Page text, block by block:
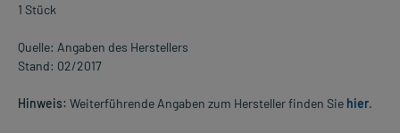
1 Stück
Quelle: Angaben des Herstellers
Stand: 02/2017
Hinweis: Weiterführende Angaben zum Hersteller finden Sie hier.